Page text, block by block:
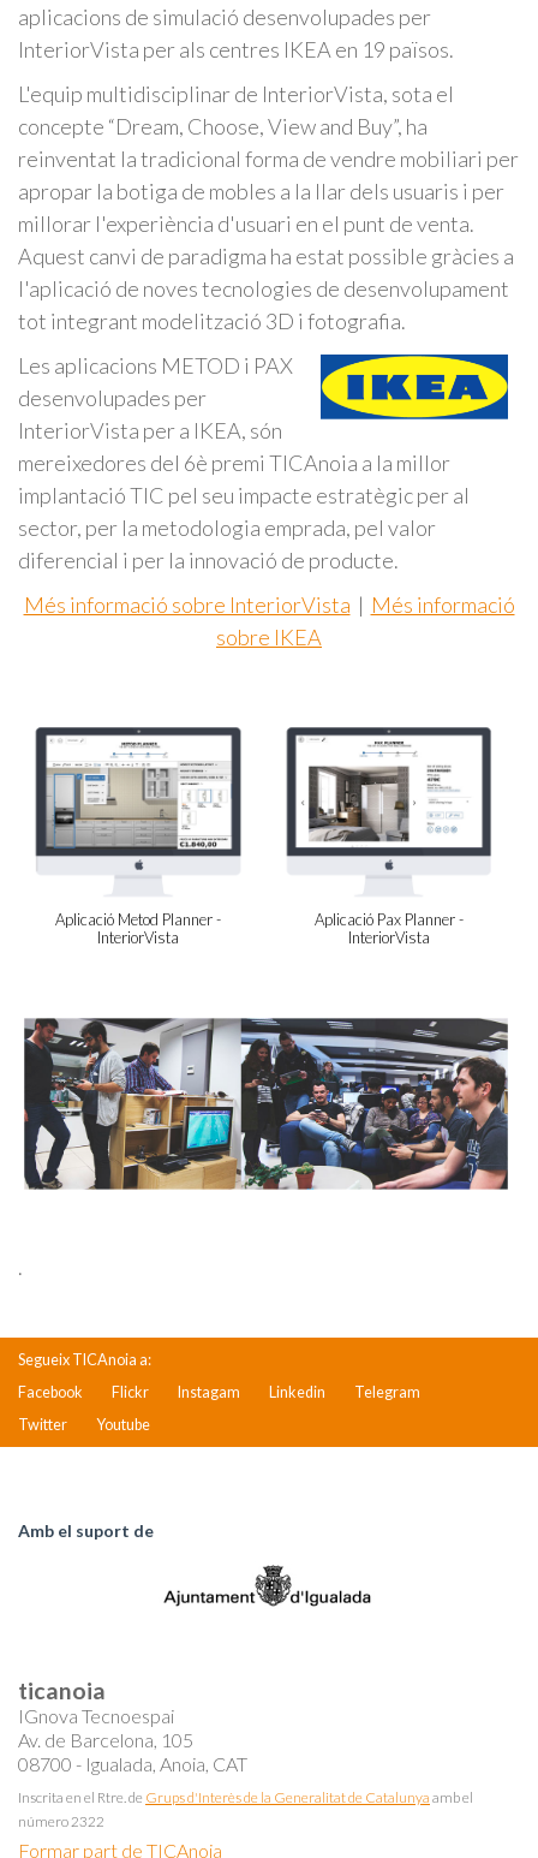
aplicacions de simulació desenvolupades per
InteriorVista per als centres IKEA en 19 països.
L'equip multidisciplinar de InteriorVista, sota el
concepte “Dream, Choose, View and Buy”, ha
reinventat la tradicional forma de vendre mobiliari per
apropar la botiga de mobles a la llar dels usuaris i per
millorar l'experiència d'usuari en el punt de venta.
Aquest canvi de paradigma ha estat possible gràcies a
l'aplicació de noves tecnologies de desenvolupament
tot integrant modelització 3D i fotografia.
Les aplicacions METOD i PAX
desenvolupades per
InteriorVista per a IKEA, són
mereixedores del 6è premi TICAnoia a la millor
implantació TIC pel seu impacte estratègic per al
sector, per la metodologia emprada, pel valor
diferencial i per la innovació de producte.
Més informació sobre InteriorVista | Més informació
sobre IKEA
Aplicació Metod Planner -
InteriorVista
Aplicació Pax Planner -
InteriorVista
.
Segueix TICAnoia a:
Facebook
Flickr Instagam Linkedin
Telegram
Twitter
Youtube
Amb el suport de
ticanoia
IGnova Tecnoespai
Av. de Barcelona, 105
08700 - Igualada, Anoia, CAT
Inscrita en el Rtre. de Grups d'Interès de la Generalitat de Catalunya amb el
número 2322
Formar part de TICAnoia